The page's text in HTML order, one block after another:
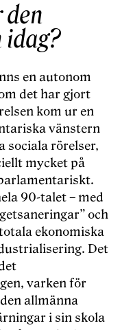
den
idag?
en autonom
det har gjort
kom ur en
vänstern
sociala rörelser,
mycket på
90-talet – med
och
ekonomiska
Det
varken för
allmänna
i sin skola